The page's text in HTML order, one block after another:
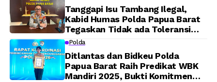
Dijadwalkan Kamis
Tanggapi Isu Tambang Ilegal,
Kabid Humas Polda Papua Barat
Tegaskan Tidak ada Toleransi
bagi Oknum Anggota
Polda
Ditlantas dan Bidkeu Polda
Papua Barat Raih Predikat WBK
Mandiri 2025, Bukti Komitmen